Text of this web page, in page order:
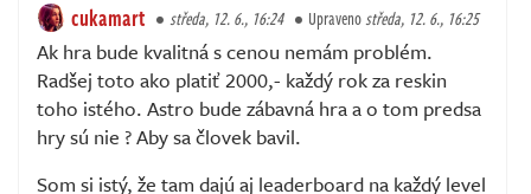
cukamart středa, 12. 6., 16:24 Upravenostředa, 12. 6., 16:25
Ak hra bude kvalitná s cenou nemám problém.
Radšej toto ako platiť 2000,- každý rok za reskin
toho istého. Astro bude zábavná hra a o tom predsa
hry sú nie ? Aby sa človek bavil.
Som si istý, že tam dajú aj leaderboard na každý level